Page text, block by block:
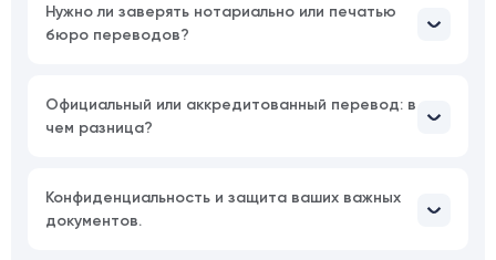
Нужно ли заверять нотариально или печатью
бюро переводов?
Официальный или аккредитованный перевод: в
чем разница?
Конфиденциальность и защита ваших важных
документов.